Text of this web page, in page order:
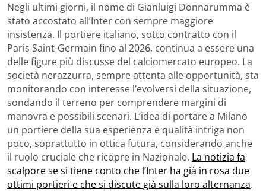
Negli ultimi giorni, il nome di Gianluigi Donnarumma è
stato accostato all’Inter con sempre maggiore
insistenza. Il portiere italiano, sotto contratto con il
Paris Saint-Germain fino al 2026, continua a essere una
delle figure più discusse del calciomercato europeo. La
società nerazzurra, sempre attenta alle opportunità, sta
monitorando con interesse l’evolversi della situazione,
sondando il terreno per comprendere margini di
manovra e possibili scenari. L’idea di portare a Milano
un portiere della sua esperienza e qualità intriga non
poco, soprattutto in ottica futura, considerando anche
il ruolo cruciale che ricopre in Nazionale. La notizia fa
scalpore se si tiene conto che l’Inter ha già in rosa due
ottimi portieri e che si discute già sulla loro alternanza.